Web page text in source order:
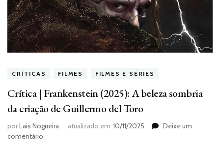
CRÍTICAS FILMES FILMES E SÉRIES
Crítica | Frankenstein (2025): A beleza sombria
da criação de Guillermo del Toro
porLais Nogueira atualizado em 10/11/2025
Deixe um
comentário